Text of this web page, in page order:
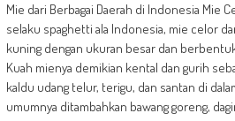
Mie dari Berbagai Daerah di Indonesia Mie
selaku spaghetti ala Indonesia, mie celor
kuning dengan ukuran besar dan
Kuah mienya demikian kental dan gurih
kaldu udang telur, terigu, dan santan di
umumnya ditambahkan bawang goreng,